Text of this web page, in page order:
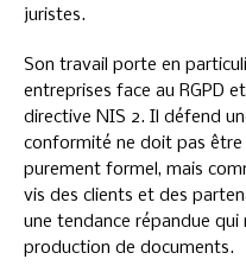
juristes.
Son travail porte en
entreprises face au RGPD
directive NIS 2. Il défend
conformité ne doit pas être
purement formel, mais
vis des clients et des
une tendance répandue
production de documents.